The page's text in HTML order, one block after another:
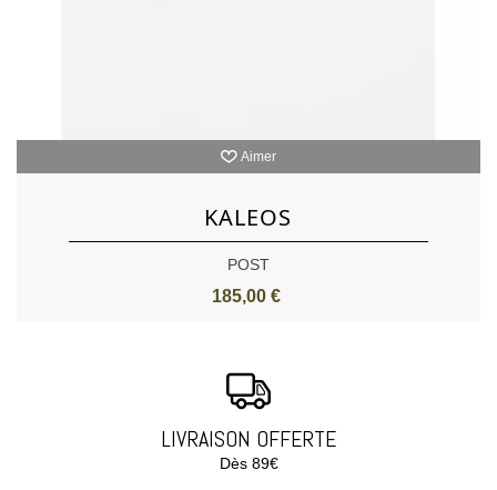
Aimer
KALEOS
POST
185,00 €
LIVRAISON OFFERTE
Dès 89€